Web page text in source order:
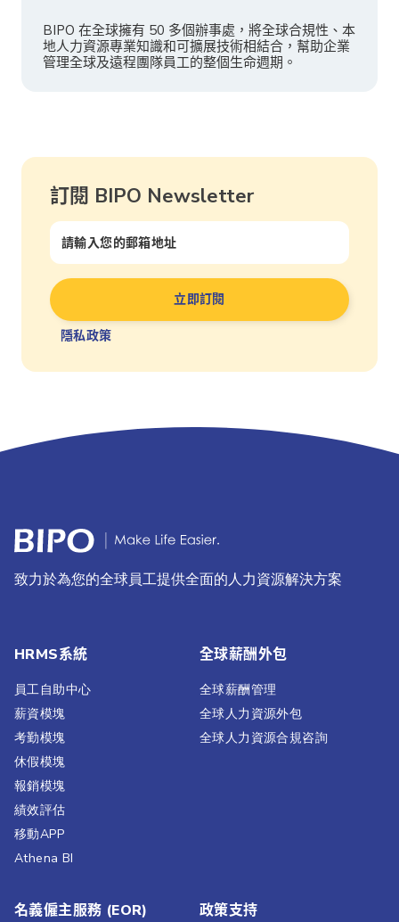
BIPO 在全球擁有 50 多個辦事處，將全球合規性、本
地人力資源專業知識和可擴展技術相結合，幫助企業
管理全球及遠程團隊員工的整個生命週期。
訂閱 BIPO Newsletter
隱私政策
致力於為您的全球員工提供全面的人力資源解決方案
HRMS系統
員工自助中心
薪資模塊
考勤模塊
休假模塊
報銷模塊
績效評估​
移動APP
Athena BI
全球薪酬外包
全球薪酬管理
全球人力資源外包
全球人力資源合規咨詢
名義僱主服務 (EOR) 政策支持